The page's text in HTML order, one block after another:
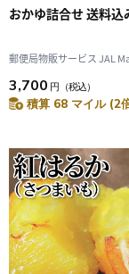
おかゆ詰合せ 送料込
郵便局物販サービス JAL
3,700 円 （税込）
積算 68 マイル (2